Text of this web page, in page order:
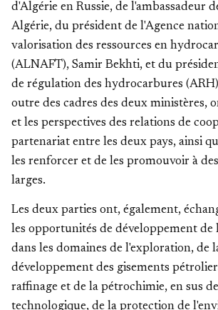
d'Algérie en Russie, de l'ambassadeur
Algérie, du président de l'Agence
valorisation des ressources en
(ALNAFT), Samir Bekhti, et du
de régulation des hydrocarbures
outre des cadres des deux ministères,
et les perspectives des relations de
partenariat entre les deux pays, ainsi
les renforcer et de les promouvoir à
larges.
Les deux parties ont, également,
les opportunités de développement de
dans les domaines de l'exploration, de
développement des gisements
raffinage et de la pétrochimie, en sus
technologique, de la protection de